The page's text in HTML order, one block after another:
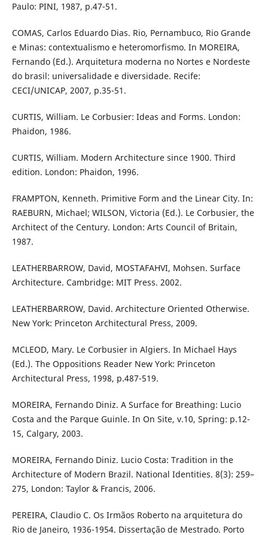
Paulo: PINI, 1987, p.47-51.
COMAS, Carlos Eduardo Dias. Rio, Pernambuco, Rio Grande
e Minas: contextualismo e heteromorfismo. In MOREIRA,
Fernando (Ed.). Arquitetura moderna no Nortes e Nordeste
do brasil: universalidade e diversidade. Recife:
CECI/UNICAP, 2007, p.35-51.
CURTIS, William. Le Corbusier: Ideas and Forms. London:
Phaidon, 1986.
CURTIS, William. Modern Architecture since 1900. Third
edition. London: Phaidon, 1996.
FRAMPTON, Kenneth. Primitive Form and the Linear City. In:
RAEBURN, Michael; WILSON, Victoria (Ed.). Le Corbusier, the
Architect of the Century. London: Arts Council of Britain,
1987.
LEATHERBARROW, David, MOSTAFAHVI, Mohsen. Surface
Architecture. Cambridge: MIT Press. 2002.
LEATHERBARROW, David. Architecture Oriented Otherwise.
New York: Princeton Architectural Press, 2009.
MCLEOD, Mary. Le Corbusier in Algiers. In Michael Hays
(Ed.). The Oppositions Reader New York: Princeton
Architectural Press, 1998, p.487-519.
MOREIRA, Fernando Diniz. A Surface for Breathing: Lucio
Costa and the Parque Guinle. In On Site, v.10, Spring: p.12-
15, Calgary, 2003.
MOREIRA, Fernando Diniz. Lucio Costa: Tradition in the
Architecture of Modern Brazil. National Identities. 8(3): 259–
275, London: Taylor & Francis, 2006.
PEREIRA, Claudio C. Os Irmãos Roberto na arquitetura do
Rio de Janeiro, 1936-1954. Dissertação de Mestrado. Porto